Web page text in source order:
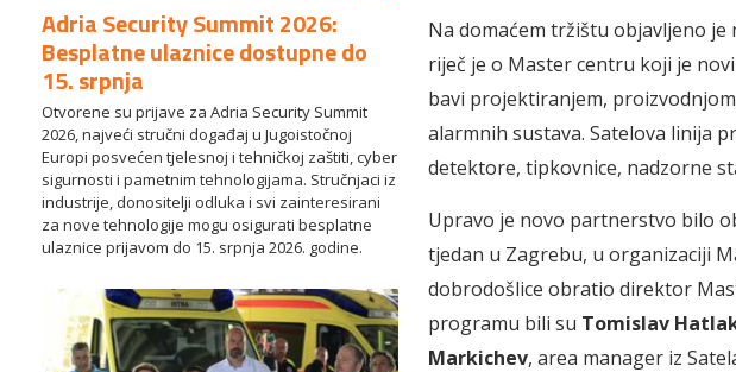
Adria Security Summit 2026:
Besplatne ulaznice dostupne do
15. srpnja
Otvorene su prijave za Adria Security Summit
2026, najveći stručni događaj u Jugoistočnoj
Europi posvećen tjelesnoj i tehničkoj zaštiti, cyber
sigurnosti i pametnim tehnologijama. Stručnjaci iz
industrije, donositelji odluka i svi zainteresirani
za nove tehnologije mogu osigurati besplatne
ulaznice prijavom do 15. srpnja 2026. godine.
Na domaćem tržištu objavljeno
riječ je o Master centru koji je
bavi projektiranjem,
alarmnih sustava. Satelova linija
detektore, tipkovnice, nadzorne
Upravo je novo partnerstvo bilo
tjedan u Zagrebu, u organizaciji
dobrodošlice obratio direktor
programu bili su Tomislav
Markichev, area manager iz